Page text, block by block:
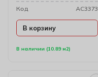
В наличии (10.89 м2)
Код AC3373
В корзину